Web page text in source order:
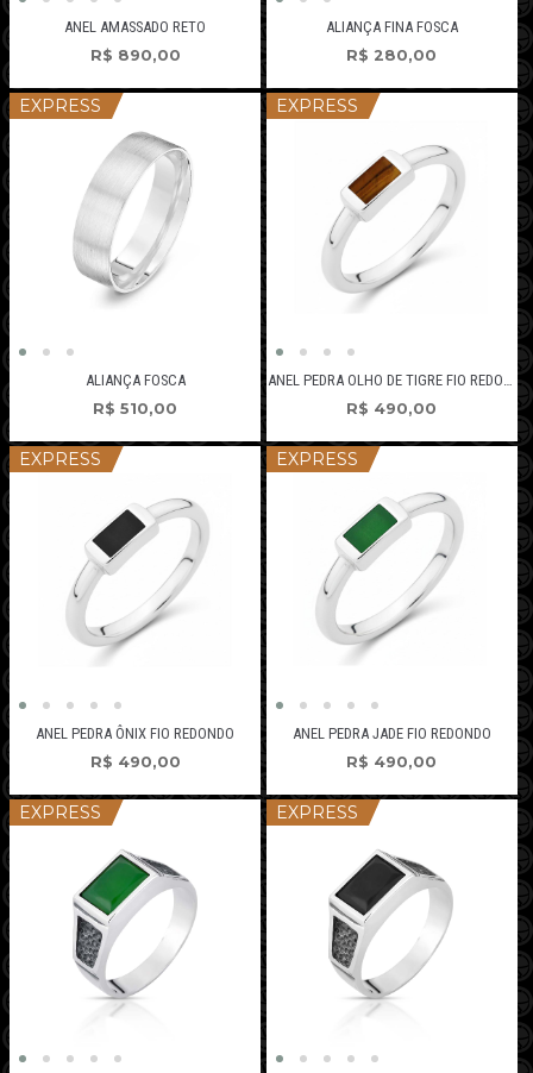
ANEL AMASSADO RETO
R$ 890,00
ALIANÇA FINA FOSCA
R$ 280,00
EXPRESS
ALIANÇA FOSCA
R$ 510,00
EXPRESS
R$ 490,00
EXPRESS
ANEL PEDRA ÔNIX FIO REDONDO
R$ 490,00
EXPRESS
ANEL PEDRA JADE FIO REDONDO
R$ 490,00
EXPRESS EXPRESS